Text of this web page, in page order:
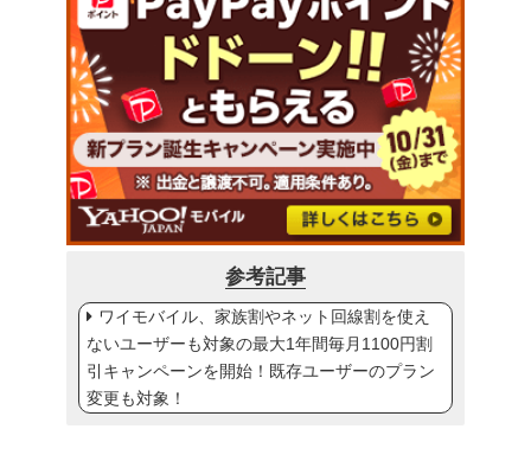
参考記事
ワイモバイル、家族割やネット回線割を使え
ないユーザーも対象の最大1年間毎月1100円割
引キャンペーンを開始！既存ユーザーのプラン
変更も対象！